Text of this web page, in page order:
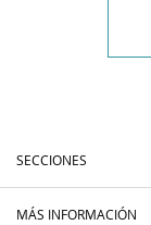
SECCIONES
MÁS INFORMACIÓN